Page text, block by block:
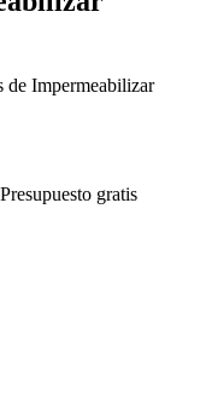
de Impermeabilizar
Presupuesto gratis